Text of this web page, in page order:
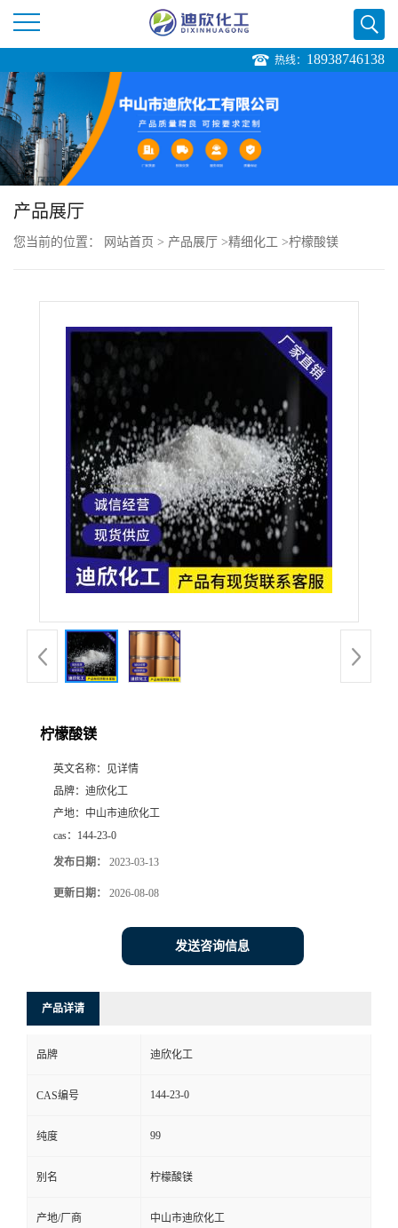
司
首
页
公
厅
方
式
在
线
热线： 18938746138
产品展厅
您当前的位置： 网站首页 > 产品展厅 >精细化工 >柠檬酸镁
柠檬酸镁
英文名称：
见详情
品牌： 迪欣化工
产地： 中山市迪欣化工
cas： 144-23-0
发布日期： 2023-03-13
更新日期： 2026-08-08
发送咨询信息
产品详请
品牌 迪欣化工
CAS编号 144-23-0
纯度 99
别名 柠檬酸镁
产地/厂商 中山市迪欣化工